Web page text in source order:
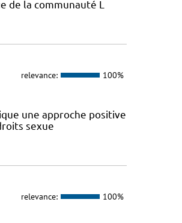
de la communauté L
relevance: 100%
une approche positive
sexue
relevance: 100%